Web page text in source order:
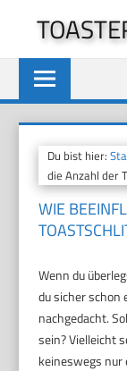
springen
Du bist hier:
die Anzahl der
WIE
Wenn du
du sicher schon
nachgedacht.
sein? Vielleicht
keineswegs nur